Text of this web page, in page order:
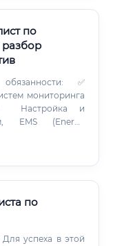
по
✅
мониторинга
EMS (Energy
инфраструктуры
по
успеха в этой